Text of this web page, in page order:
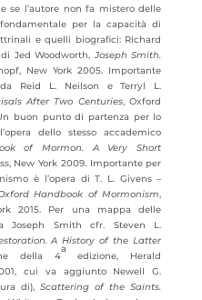
se l’autore non fa mistero delle
per la capacità di
e quelli biografici: Richard
Jed Woodworth, Joseph Smith.
New York 2005. Importante
Reid L. Neilson e Terryl L.
After Two Centuries, Oxford
buon punto di partenza per lo
dello stesso accademico
of Mormon. A Very Short
New York 2009. Importante per
è l’opera di T. L. Givens –
Handbook of Mormonism,
2015. Per una mappa delle
Joseph Smith cfr. Steven L.
A History of the Latter
della 4
a
edizione, Herald
cui va aggiunto Newell G.
di),Scattering of the Saints.